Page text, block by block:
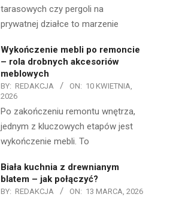
tarasowych czy pergoli na
prywatnej działce to marzenie
Wykończenie mebli po remoncie
– rola drobnych akcesoriów
meblowych
BY: REDAKCJA ON: 10 KWIETNIA,
2026
Po zakończeniu remontu wnętrza,
jednym z kluczowych etapów jest
wykończenie mebli. To
Biała kuchnia z drewnianym
blatem – jak połączyć?
BY: REDAKCJA ON: 13 MARCA, 2026